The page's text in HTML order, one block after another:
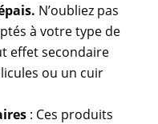
N’oubliez pas
à votre type de
effet secondaire
ou un cuir
: Ces produits